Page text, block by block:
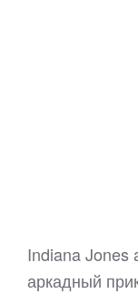
Indiana Jones
аркадный